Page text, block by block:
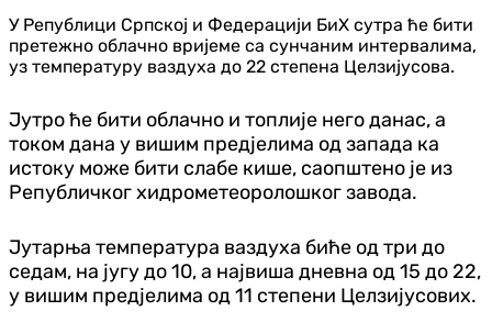
У Републици Српској и Федерацији БиХ сутра ће бити
претежно облачно вријеме са сунчаним интервалима,
уз температуру ваздуха до 22 степена Целзијусова.
Јутро ће бити облачно и топлије него данас, а
током дана у вишим пред‌јелима од запада ка
истоку може бити слабе кише, саопштено је из
Републичког хидрометеоролошког завода.
Јутарња температура ваздуха биће од три до
седам, на југу до 10, а највиша дневна од 15 до 22,
у вишим пред‌јелима од 11 степени Целзијусових.